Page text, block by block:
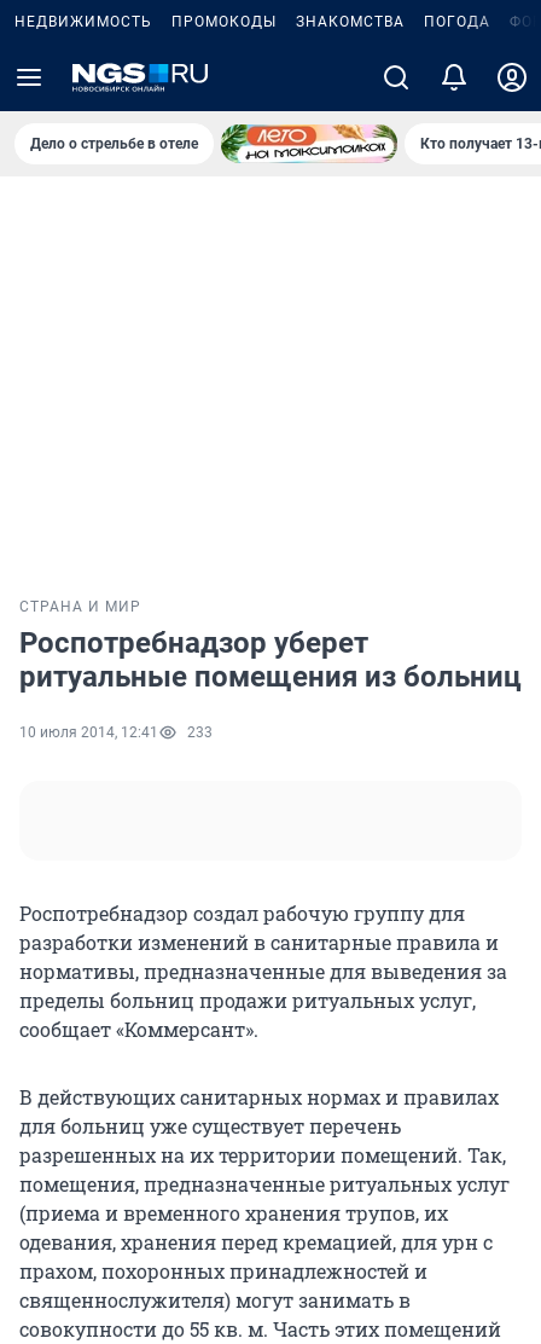
НЕДВИЖИМОСТЬ ПРОМОКОДЫ ЗНАКОМСТВА ПОГОДА
Дело о стрельбе в отеле Кто получает
СТРАНА И МИР
Роспотребнадзор уберет
ритуальные помещения из больниц
10 июля 2014, 12:41 233
Роспотребнадзор создал рабочую группу для
разработки изменений в санитарные правила и
нормативы, предназначенные для выведения за
пределы больниц продажи ритуальных услуг,
сообщает «Коммерсант».
В действующих санитарных нормах и правилах
для больниц уже существует перечень
разрешенных на их территории помещений. Так,
помещения, предназначенные ритуальных услуг
(приема и временного хранения трупов, их
одевания, хранения перед кремацией, для урн с
прахом, похоронных принадлежностей и
священнослужителя) могут занимать в
совокупности до 55 кв. м. Часть этих помещений